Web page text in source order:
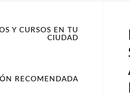
Y CURSOS EN TU
CIUDAD
RECOMENDADA